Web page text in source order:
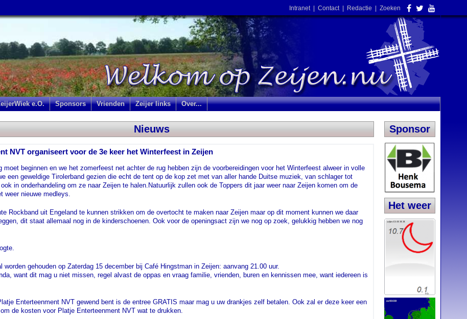
Intranet| Contact| Redactie Zoeken
e.O. Sponsors Vrienden Zeijer links Over...
Sponsor
Het weer
Nieuws
NVT organiseert voor de 3e keer het Winterfeest in Zeijen
moet beginnen en we het zomerfeest net achter de rug hebben zijn de voorbereidingen voor het Winterfeest alweer in volle
een geweldige Tirolerband gezien die echt de tent op de kop zet met van aller hande Duitse muziek, van schlager tot
in onderhandeling om ze naar Zeijen te halen.Natuurlijk zullen ook de Toppers dit jaar weer naar Zeijen komen om de
weer nieuwe medleys.
Rockband uit Engeland te kunnen strikken om de overtocht te maken naar Zeijen maar op dit moment kunnen we daar
dit staat allemaal nog in de kinderschoenen. Ook voor de openingsact zijn we nog op zoek, gelukkig hebben we nog
worden gehouden op Zaterdag 15 december bij Café Hingstman in Zeijen: aanvang 21.00 uur.
want dit mag u niet missen, regel alvast de oppas en vraag familie, vrienden, buren en kennissen mee, want iedereen is
Enterteenment NVT gewend bent is de entree GRATIS maar mag u uw drankjes zelf betalen. Ook zal er deze keer een
de kosten voor Platje Enterteenment NVT wat te drukken.